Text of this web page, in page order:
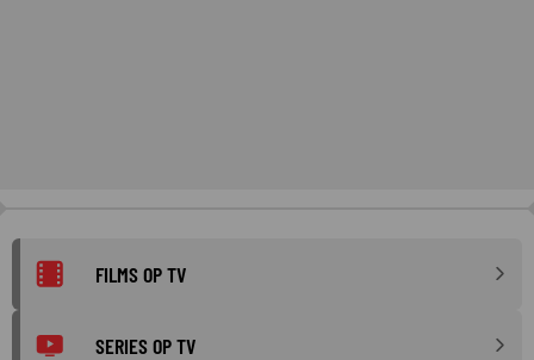
FILMS OP TV
SERIES OP TV